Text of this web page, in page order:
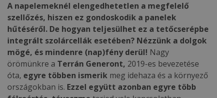
A napelemeknél elengedhetetlen a megfelelő
szellőzés, hiszen ez gondoskodik a panelek
hűtéséről. De hogyan teljesülhet ez a tetőcserépbe
integrált szolárcellák esetében? Nézzünk a dolgok
mögé, és mindenre (nap)fény derül! Nagy
örömünkre a Terrán Generont, 2019-es bevezetése
óta, egyre többen ismerik meg idehaza és a környező
országokban is. Ezzel együtt azonban egyre több